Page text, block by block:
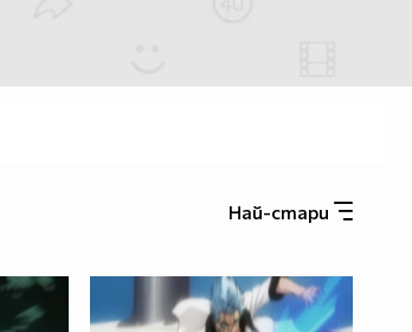
Най-стари